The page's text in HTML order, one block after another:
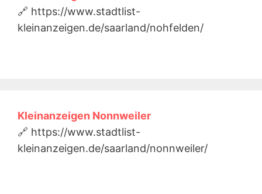
🔗 https://www.stadtlist-
kleinanzeigen.de/saarland/nohfelden/
Kleinanzeigen Nonnweiler
🔗 https://www.stadtlist-
kleinanzeigen.de/saarland/nonnweiler/